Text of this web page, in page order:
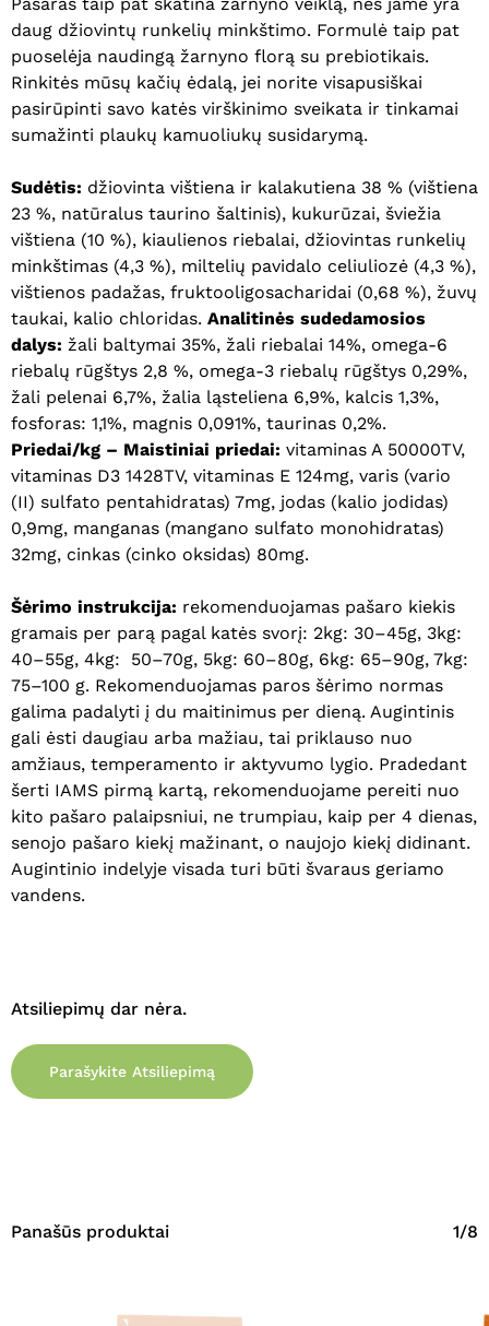
Krepšelyje nėra produktų.
Eiti Į Parduotuvę
daug džiovintų runkelių minkštimo. Formulė taip pat
puoselėja naudingą žarnyno florą su prebiotikais.
Rinkitės mūsų kačių ėdalą, jei norite visapusiškai
pasirūpinti savo katės virškinimo sveikata ir tinkamai
sumažinti plaukų kamuoliukų susidarymą.
Sudėtis: džiovinta vištiena ir kalakutiena 38 % (vištiena
23 %, natūralus taurino šaltinis), kukurūzai, šviežia
vištiena (10 %), kiaulienos riebalai, džiovintas runkelių
minkštimas (4,3 %), miltelių pavidalo celiuliozė (4,3 %),
vištienos padažas, fruktooligosacharidai (0,68 %), žuvų
taukai, kalio chloridas. Analitinės sudedamosios
dalys: žali baltymai 35%, žali riebalai 14%, omega-6
riebalų rūgštys 2,8 %, omega-3 riebalų rūgštys 0,29%,
žali pelenai 6,7%, žalia ląsteliena 6,9%, kalcis 1,3%,
fosforas: 1,1%, magnis 0,091%, taurinas 0,2%.
Priedai/kg – Maistiniai priedai: vitaminas A 50000TV,
vitaminas D3 1428TV, vitaminas E 124mg, varis (vario
(II) sulfato pentahidratas) 7mg, jodas (kalio jodidas)
0,9mg, manganas (mangano sulfato monohidratas)
32mg, cinkas (cinko oksidas) 80mg.
Šėrimo instrukcija: rekomenduojamas pašaro kiekis
gramais per parą pagal katės svorį: 2kg: 30–45g, 3kg:
40–55g, 4kg: 50–70g, 5kg: 60–80g, 6kg: 65–90g, 7kg:
75–100 g. Rekomenduojamas paros šėrimo normas
galima padalyti į du maitinimus per dieną. Augintinis
gali ėsti daugiau arba mažiau, tai priklauso nuo
amžiaus, temperamento ir aktyvumo lygio. Pradedant
šerti IAMS pirmą kartą, rekomenduojame pereiti nuo
kito pašaro palaipsniui, ne trumpiau, kaip per 4 dienas,
senojo pašaro kiekį mažinant, o naujojo kiekį didinant.
Augintinio indelyje visada turi būti švaraus geriamo
vandens.
Atsiliepimų dar nėra.
Parašykite Atsiliepimą
Panašūs produktai 1/8